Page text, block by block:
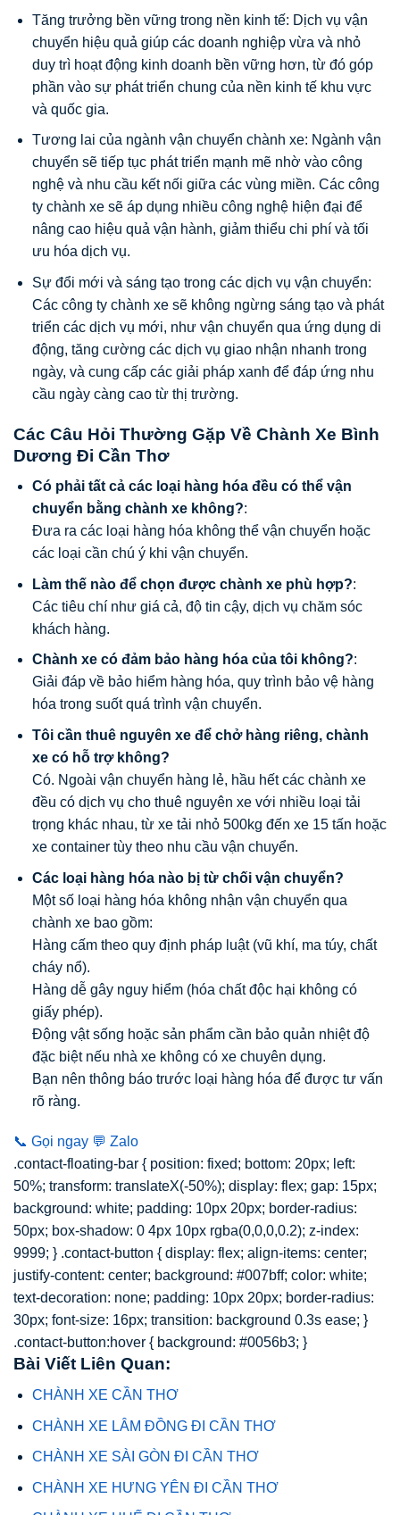
Tăng trưởng bền vững trong nền kinh tế: Dịch vụ vận
chuyển hiệu quả giúp các doanh nghiệp vừa và nhỏ
duy trì hoạt động kinh doanh bền vững hơn, từ đó góp
phần vào sự phát triển chung của nền kinh tế khu vực
và quốc gia.
Tương lai của ngành vận chuyển chành xe: Ngành vận
chuyển sẽ tiếp tục phát triển mạnh mẽ nhờ vào công
nghệ và nhu cầu kết nối giữa các vùng miền. Các công
ty chành xe sẽ áp dụng nhiều công nghệ hiện đại để
nâng cao hiệu quả vận hành, giảm thiểu chi phí và tối
ưu hóa dịch vụ.
Sự đổi mới và sáng tạo trong các dịch vụ vận chuyển:
Các công ty chành xe sẽ không ngừng sáng tạo và phát
triển các dịch vụ mới, như vận chuyển qua ứng dụng di
động, tăng cường các dịch vụ giao nhận nhanh trong
ngày, và cung cấp các giải pháp xanh để đáp ứng nhu
cầu ngày càng cao từ thị trường.
Các Câu Hỏi Thường Gặp Về Chành Xe Bình
Dương Đi Cần Thơ
Có phải tất cả các loại hàng hóa đều có thể vận
chuyển bằng chành xe không?:
Đưa ra các loại hàng hóa không thể vận chuyển hoặc
các loại cần chú ý khi vận chuyển.
Làm thế nào để chọn được chành xe phù hợp?:
Các tiêu chí như giá cả, độ tin cậy, dịch vụ chăm sóc
khách hàng.
Chành xe có đảm bảo hàng hóa của tôi không?:
Giải đáp về bảo hiểm hàng hóa, quy trình bảo vệ hàng
hóa trong suốt quá trình vận chuyển.
Tôi cần thuê nguyên xe để chở hàng riêng, chành
xe có hỗ trợ không?
Có. Ngoài vận chuyển hàng lẻ, hầu hết các chành xe
đều có dịch vụ cho thuê nguyên xe với nhiều loại tải
trọng khác nhau, từ xe tải nhỏ 500kg đến xe 15 tấn hoặc
xe container tùy theo nhu cầu vận chuyển.
Các loại hàng hóa nào bị từ chối vận chuyển?
Một số loại hàng hóa không nhận vận chuyển qua
chành xe bao gồm:
Hàng cấm theo quy định pháp luật (vũ khí, ma túy, chất
cháy nổ).
Hàng dễ gây nguy hiểm (hóa chất độc hại không có
giấy phép).
Động vật sống hoặc sản phẩm cần bảo quản nhiệt độ
đặc biệt nếu nhà xe không có xe chuyên dụng.
Bạn nên thông báo trước loại hàng hóa để được tư vấn
rõ ràng.
📞 Gọi ngay 💬 Zalo
.contact-floating-bar { position: fixed; bottom: 20px; left:
50%; transform: translateX(-50%); display: flex; gap: 15px;
background: white; padding: 10px 20px; border-radius:
50px; box-shadow: 0 4px 10px rgba(0,0,0,0.2); z-index:
9999; } .contact-button { display: flex; align-items: center;
justify-content: center; background: #007bff; color: white;
text-decoration: none; padding: 10px 20px; border-radius:
30px; font-size: 16px; transition: background 0.3s ease; }
.contact-button:hover { background: #0056b3; }
Bài Viết Liên Quan:
CHÀNH XE CẦN THƠ
CHÀNH XE LÂM ĐỒNG ĐI CẦN THƠ
CHÀNH XE SÀI GÒN ĐI CẦN THƠ
CHÀNH XE HƯNG YÊN ĐI CẦN THƠ